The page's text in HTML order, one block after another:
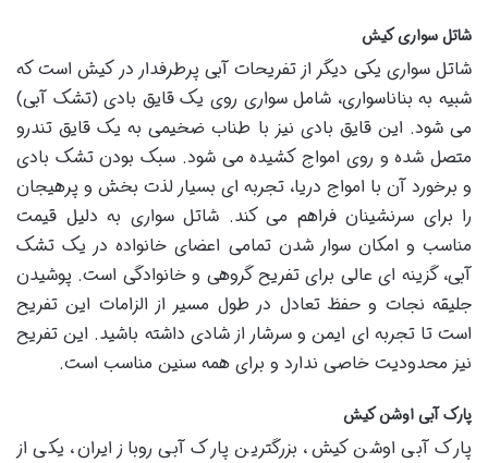
شاتل سواری کیش
شاتل سواری یکی دیگر از تفریحات آبی پرطرفدار در کیش است که
شبیه به بناناسواری، شامل سواری روی یک قایق بادی (تشک آبی)
می شود. این قایق بادی نیز با طناب ضخیمی به یک قایق تندرو
متصل شده و روی امواج کشیده می شود. سبک بودن تشک بادی
و برخورد آن با امواج دریا، تجربه ای بسیار لذت بخش و پرهیجان
را برای سرنشینان فراهم می کند. شاتل سواری به دلیل قیمت
مناسب و امکان سوار شدن تمامی اعضای خانواده در یک تشک
آبی، گزینه ای عالی برای تفریح گروهی و خانوادگی است. پوشیدن
جلیقه نجات و حفظ تعادل در طول مسیر از الزامات این تفریح
است تا تجربه ای ایمن و سرشار از شادی داشته باشید. این تفریح
نیز محدودیت خاصی ندارد و برای همه سنین مناسب است.
پارک آبی اوشن کیش
پارک آبی اوشن کیش، بزرگترین پارک آبی روباز ایران، یکی از